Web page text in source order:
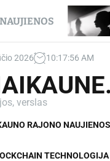
Jupiterio
2026 10:17:57 AM
verslas
RAJONO NAUJIENOS
TECHNOLOGIJA